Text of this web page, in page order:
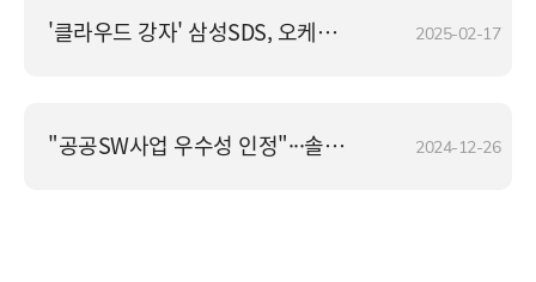
'클라우드 강자' 삼성SDS, 오케스트로 꺾고 최대 6천억 규모 공공 사업 따냈다 2025-02-17
"공공SW사업 우수성 인정"···솔리데오, SP인증 활성화 NIPA 원장상 수상 2024-12-26